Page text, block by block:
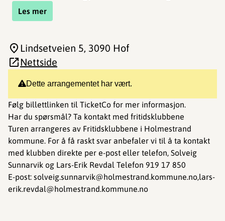
Les mer
Dette arrangementet har vært.
Følg billettlinken til TicketCo for mer informasjon.
Har du spørsmål? Ta kontakt med fritidsklubbene
Turen arrangeres av Fritidsklubbene i Holmestrand
kommune. For å få raskt svar anbefaler vi til å ta kontakt
med klubben direkte per e-post eller telefon, Solveig
Sunnarvik og Lars-Erik Revdal Telefon 919 17 850
E-post: solveig.sunnarvik@holmestrand.kommune.no,lars-
erik.revdal@holmestrand.kommune.no
Lindsetveien 5, 3090 Hof
Nettside